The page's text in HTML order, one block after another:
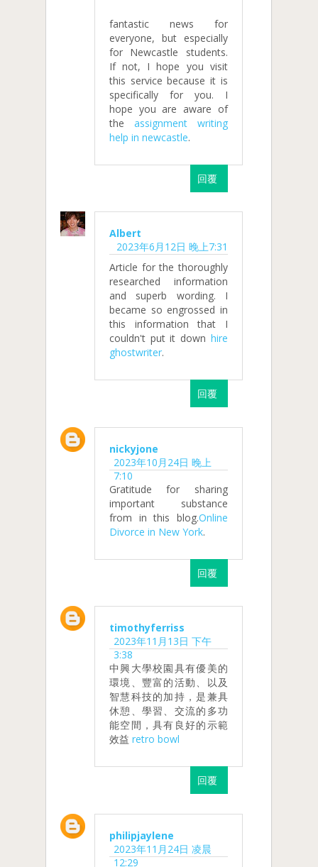
fantastic news for
everyone, but especially
for Newcastle students.
If not, I hope you visit
this service because it is
specifically for you. I
hope you are aware of
the assignment writing
help in newcastle.
回覆
Albert
2023年6月12日 晚上7:31
Article for the thoroughly
researched information
and superb wording. I
became so engrossed in
this information that I
couldn't put it down hire
ghostwriter.
回覆
nickyjone
2023年10月24日 晚上
7:10
Gratitude for sharing
important substance
from in this blog.Online
Divorce in New York.
回覆
timothyferriss
2023年11月13日 下午
3:38
中興大學校園具有優美的
環境、豐富的活動、以及
智慧科技的加持，是兼具
休憩、學習、交流的多功
能空間，具有良好的示範
效益 retro bowl
回覆
philipjaylene
2023年11月24日 凌晨
12:29